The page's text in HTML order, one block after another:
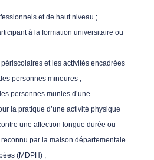
et de haut niveau ;
à la formation universitaire ou
et les activités encadrées
personnes mineures ;
personnes munies d’une
la pratique d’une activité physique
une affection longue durée ou
par la maison départementale
(MDPH) ;